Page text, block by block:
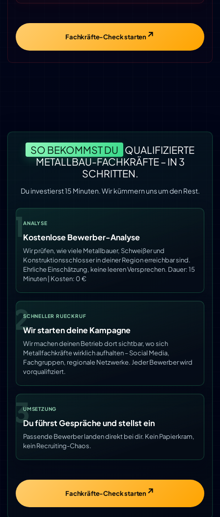
Fachkräfte-Check starten
SO BEKOMMST DU QUALIFIZIERTE
METALLBAU-FACHKRÄFTE – IN 3
SCHRITTEN.
Du investierst 15 Minuten. Wir kümmern uns um den Rest.
1ANALYSE
Kostenlose Bewerber-Analyse
Wir prüfen, wie viele Metallbauer, Schweißer und
Konstruktionsschlosser in deiner Region erreichbar sind.
Ehrliche Einschätzung, keine leeren Versprechen. Dauer: 15
Minuten | Kosten: 0 €
3UMSETZUNG
Du führst Gespräche und stellst ein
Passende Bewerber landen direkt bei dir. Kein Papierkram,
kein Recruiting-Chaos.
2SCHNELLER RUECKRUF
Wir starten deine Kampagne
Wir machen deinen Betrieb dort sichtbar, wo sich
Metallfachkräfte wirklich aufhalten – Social Media,
Fachgruppen, regionale Netzwerke. Jeder Bewerber wird
vorqualifiziert.
Fachkräfte-Check starten